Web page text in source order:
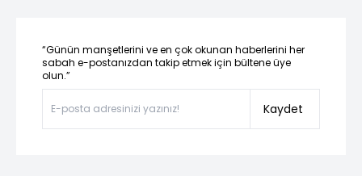
“Günün manşetlerini ve en çok okunan haberlerini her
sabah e-postanızdan takip etmek için bültene üye
olun.”
Kaydet